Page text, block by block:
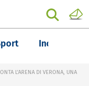
Inchieste
L'ARENA DI VERONA, UNA